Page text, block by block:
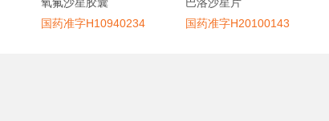
国药准字H10940234
国药准字H20100143